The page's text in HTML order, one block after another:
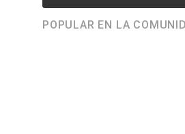
POPULAR EN LA